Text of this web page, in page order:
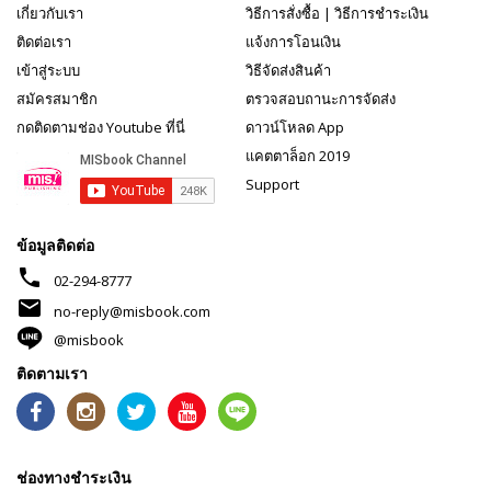
เกี่ยวกับเรา
ติดต่อเรา
เข้าสู่ระบบ
สมัครสมาชิก
กดติดตามช่อง Youtube ที่นี่
วิธีการสั่งซื้อ | วิธีการชำระเงิน
แจ้งการโอนเงิน
วิธีจัดส่งสินค้า
ตรวจสอบถานะการจัดส่ง
ดาวน์โหลด App
แคตตาล็อก 2019
Support
ข้อมูลติดต่อ
phone 02-294-8777
mail
no-reply@misbook.com
@misbook
ติดตามเรา
ช่องทางชำระเงิน